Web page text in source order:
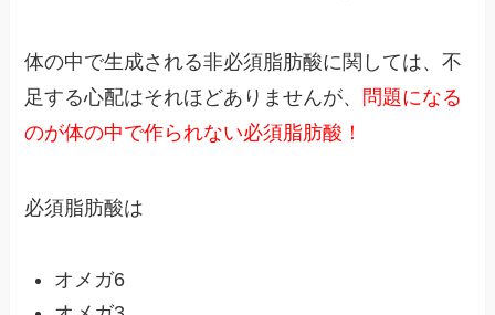
体の中で生成される非必須脂肪酸に関しては、不
足する心配はそれほどありませんが、 問題になる
のが体の中で作られない必須脂肪酸！
必須脂肪酸は
オメガ6